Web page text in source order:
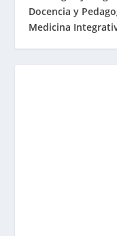
Docencia y
Medicina